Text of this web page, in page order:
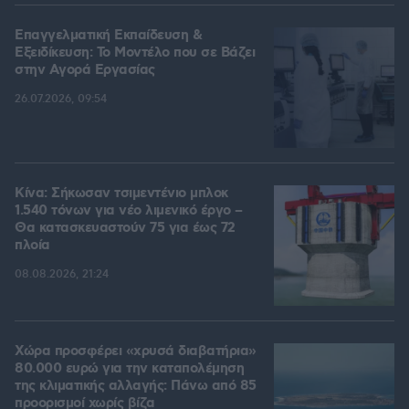
Επαγγελματική Εκπαίδευση &
Εξειδίκευση: Το Mοντέλο που σε Bάζει
στην Aγορά Eργασίας
26.07.2026, 09:54
Κίνα: Σήκωσαν τσιμεντένιο μπλοκ
1.540 τόνων για νέο λιμενικό έργο –
Θα κατασκευαστούν 75 για έως 72
πλοία
08.08.2026, 21:24
Χώρα προσφέρει «χρυσά διαβατήρια»
80.000 ευρώ για την καταπολέμηση
της κλιματικής αλλαγής: Πάνω από 85
προορισμοί χωρίς βίζα